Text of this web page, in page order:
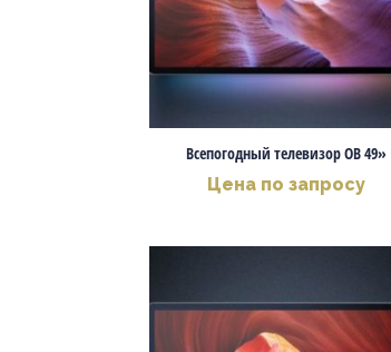
Всепогодный телевизор OB 49»
Цена по запросу